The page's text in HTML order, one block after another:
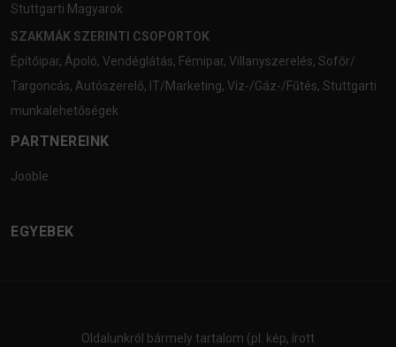
Stuttgarti Magyarok
SZAKMÁK SZERINTI CSOPORTOK
Építőipar, Ápoló, Vendéglátás, Fémipar, Villanyszerelés, Sofőr/
Targoncás, Autószerelő, IT/Marketing, Víz-/Gáz-/Fűtés, Stuttgarti
munkalehetőségek
PARTNEREINK
Jooble
EGYEBEK
Oldalunkról bármely tartalom (pl. kép, írott